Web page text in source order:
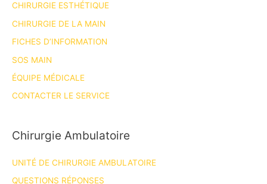
CHIRURGIE ESTHÉTIQUE
CHIRURGIE DE LA MAIN
FICHES D’INFORMATION
SOS MAIN
ÉQUIPE MÉDICALE
CONTACTER LE SERVICE
Chirurgie Ambulatoire
UNITÉ DE CHIRURGIE AMBULATOIRE
QUESTIONS RÉPONSES